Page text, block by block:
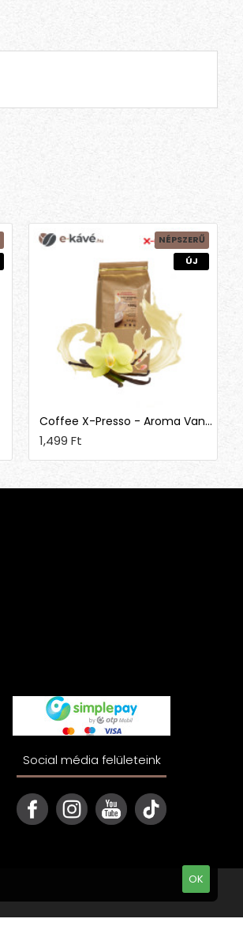
NÉPSZERŰ
ÚJ
Coffee X-Presso - Aroma Vanília
1,499 Ft
Social média felületeink
OK